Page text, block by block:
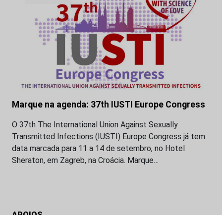
Marque na agenda: 37th IUSTI Europe Congress
O 37th The International Union Against Sexually
Transmitted Infections (IUSTI) Europe Congress já tem
data marcada para 11 a 14 de setembro, no Hotel
Sheraton, em Zagreb, na Croácia. Marque…